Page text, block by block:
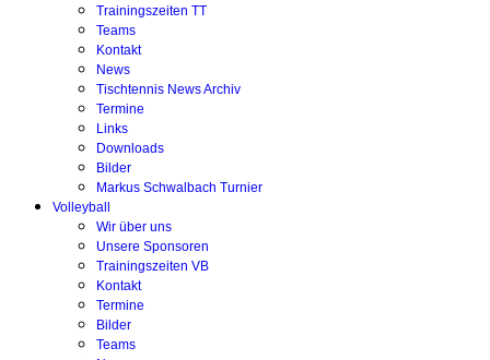
Trainingszeiten TT
Teams
Kontakt
News
Tischtennis News Archiv
Termine
Links
Downloads
Bilder
Markus Schwalbach Turnier
Volleyball
Wir über uns
Unsere Sponsoren
Trainingszeiten VB
Kontakt
Termine
Bilder
Teams